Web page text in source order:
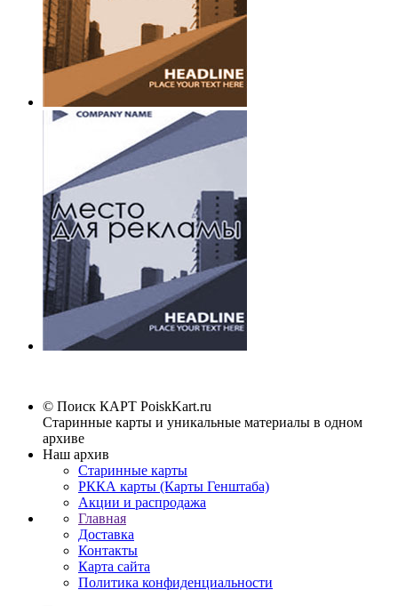
© Поиск КАРТ PoiskKart.ru
Старинные карты и уникальные материалы в одном
архиве
Наш архив
Старинные карты
РККА карты (Карты Генштаба)
Акции и распродажа
Главная
Доставка
Контакты
Карта сайта
Политика конфиденциальности